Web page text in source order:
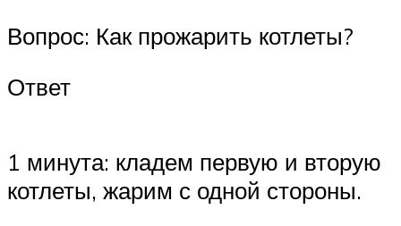
Вопрос: Как прожарить котлеты?
Ответ
1 минута: кладем первую и вторую
котлеты, жарим с одной стороны.